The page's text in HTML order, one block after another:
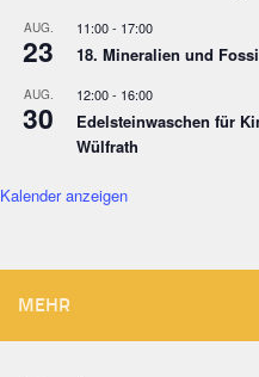
AUG.
23
11:00- 17:00
18. Mineralien und
AUG.
30
12:00- 16:00
Edelsteinwaschen für
Wülfrath
Kalender anzeigen
MEHR